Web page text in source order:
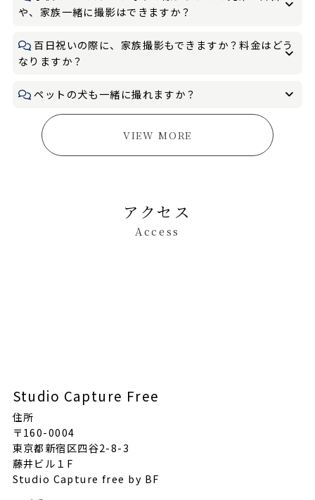
や、家族一緒に撮影はできますか？
百日祝いの際に、家族撮影もできますか？料金はどう
なりますか？
ペットの犬も一緒に撮れますか？
VIEW MORE
アクセス
Access
Studio Capture Free
住所
〒160-0004
東京都新宿区四谷2-8-3
藤井ビル１F
Studio Capture free by BF